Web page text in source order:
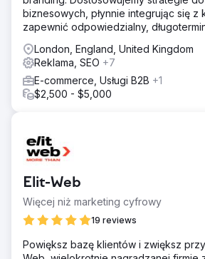
biznesowych, płynnie integrując się z
zapewnić odpowiedzialny,
London, England, United Kingdom
Reklama, SEO +7
E-commerce, Usługi B2B +1
$2,500 - $5,000
Elit-Web
Więcej niż marketing cyfrowy
19 reviews
Powiększ bazę klientów i zwiększ